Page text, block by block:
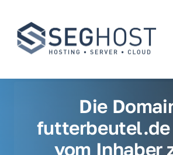
Die
vom Inhaber